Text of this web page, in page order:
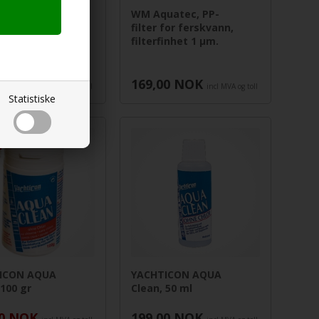
Statistiske
NOK
WM Aquatec, PP-
filter for ferskvann,
filterfinhet 1 µm.
169,00 NOK incl MVA og toll
AQUA
gr
YACHTICON AQUA
Clean, 50 ml